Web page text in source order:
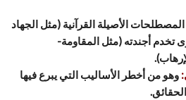
الأصيلة القرآنية (مثل الجهاد
تخدم أجندته (مثل المقاومة-
وهو من أخطر الأساليب التي يبرع فيها